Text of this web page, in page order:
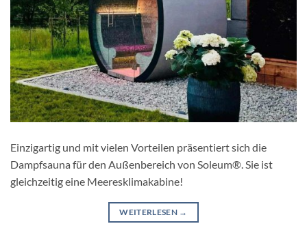
Einzigartig und mit vielen Vorteilen präsentiert sich die
Dampfsauna für den Außenbereich von Soleum®. Sie ist
gleichzeitig eine Meeresklimakabine!
WEITERLESEN →